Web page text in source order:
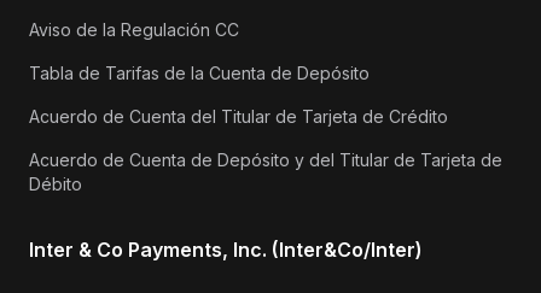
Aviso de la Regulación CC
Tabla de Tarifas de la Cuenta de Depósito
Acuerdo de Cuenta del Titular de Tarjeta de Crédito
Acuerdo de Cuenta de Depósito y del Titular de Tarjeta de
Débito
Inter & Co Payments, Inc. (Inter&Co/Inter)